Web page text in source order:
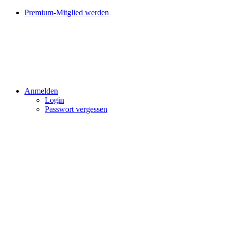
Premium-Mitglied werden
Anmelden
Login
Passwort vergessen